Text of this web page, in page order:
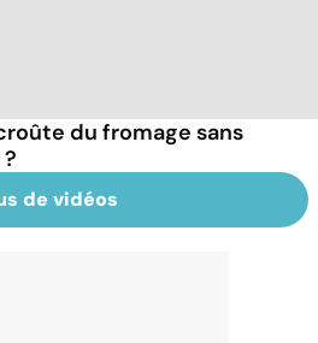
du fromage sans
de vidéos